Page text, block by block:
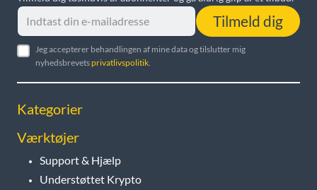
Tilmeld dig
Jeg accepterer behandlingen af mine data og tilslutter mig
nyhedsbrevetsprivatlivspolitik
Kategorier
Værktøjer
Support & Hjælp
Understøttet Krypto